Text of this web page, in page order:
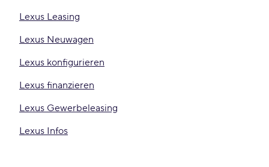
Lexus Leasing
Lexus Neuwagen
Lexus konfigurieren
Lexus finanzieren
Lexus Gewerbeleasing
Lexus Infos